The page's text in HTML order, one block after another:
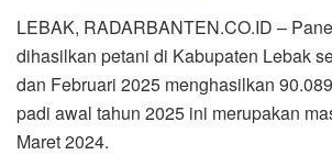
LEBAK, RADARBANTEN.CO.ID –
dihasilkan petani di Kabupaten Lebak
dan Februari 2025 menghasilkan
padi awal tahun 2025 ini merupakan
Maret 2024.